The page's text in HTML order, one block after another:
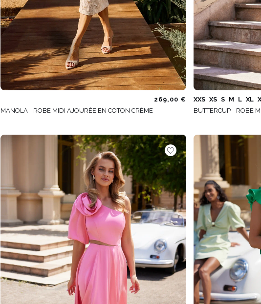
269,00 €
MANOLA - ROBE MIDI AJOURÉE EN COTON CRÈME
XXS XS S M L XL
BUTTERCUP - ROBE